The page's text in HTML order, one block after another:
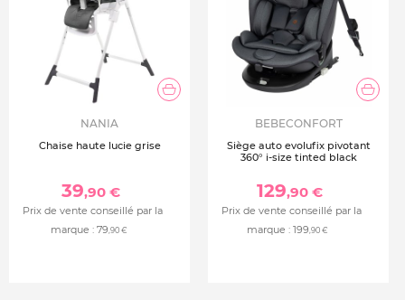
NANIA
Chaise haute lucie grise
39,90 €
Prix de vente conseillé par la
marque : 79,90 €
BEBECONFORT
Siège auto evolufix pivotant
360° i-size tinted black
129,90 €
Prix de vente conseillé par la
marque : 199,90 €